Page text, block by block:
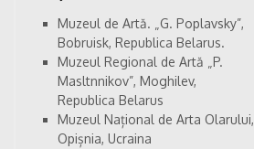
Muzeul de Artă. „G. Poplavsky”,
Bobruisk, Republica Belarus.
Muzeul Regional de Artă „P.
Masltnnikov”, Moghilev,
Republica Belarus
Muzeul Național de Arta Olarului,
Opișnia, Ucraina